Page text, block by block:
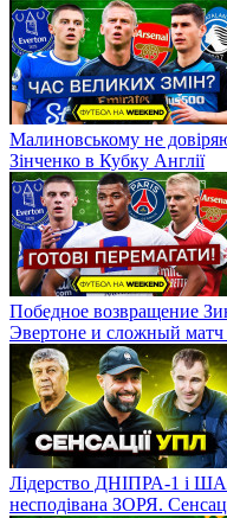
Малиновському не
Зінченко в Кубку Англії
Победное возвращение
Эвертоне и сложный
Лідерство ДНІПРА-1 і
несподівана ЗОРЯ.